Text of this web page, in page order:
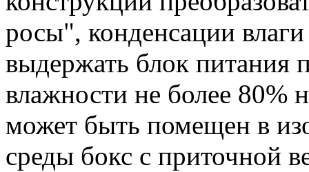
росы", конденсации
выдержать блок питания
влажности не более 80%
может быть помещен в
среды бокс с приточной